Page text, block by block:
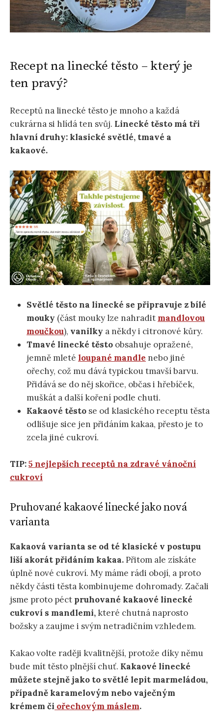
Recept na linecké těsto – který je
ten pravý?
Receptů na linecké těsto je mnoho a každá
cukrárna si hlídá ten svůj. Linecké těsto má tři
hlavní druhy: klasické světlé, tmavé a
kakaové.
Světlé těsto na linecké se připravuje z bílé
mouky (část mouky lze nahradit mandlovou
moučkou), vanilky a někdy i citronové kůry.
Tmavé linecké těsto obsahuje opražené,
jemně mleté loupané mandle nebo jiné
ořechy, což mu dává typickou tmavší barvu.
Přidává se do něj skořice, občas i hřebíček,
muškát a další koření podle chuti.
Kakaové těsto se od klasického receptu těsta
odlišuje sice jen přidáním kakaa, přesto je to
zcela jiné cukroví.
TIP:5 nejlepších receptů na zdravé vánoční
cukroví
Pruhované kakaové linecké jako nová
varianta
Kakaová varianta se od té klasické v postupu
liší akorát přidáním kakaa.Přitom ale získáte
úplně nové cukroví. My máme rádi obojí, a proto
někdy části těsta kombinujeme dohromady. Začali
jsme proto péct pruhované kakaové linecké
cukroví s mandlemi,které chutná naprosto
božsky a zaujme i svým netradičním vzhledem.
Kakao volte raději kvalitnější, protože díky němu
bude mít těsto plnější chuť. Kakaové linecké
můžete stejně jako to světlé lepit marmeládou,
případně karamelovým nebo vaječným
krémem či ořechovým máslem.